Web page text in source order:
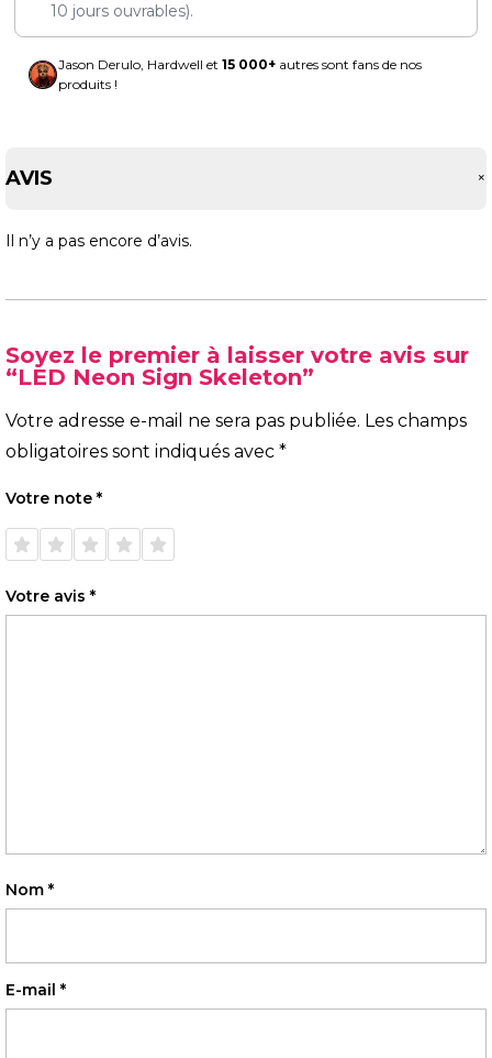
10 jours ouvrables).
Jason Derulo, Hardwell et 15 000+ autres sont fans de nos
produits !
AVIS +
Il n’y a pas encore d’avis.
Soyez le premier à laisser votre avis sur
“LED Neon Sign Skeleton”
Votre adresse e-mail ne sera pas publiée. Les champs
obligatoires sont indiqués avec *
Votre note *
1 étoile
sur 5
2 étoiles
sur 5
3 étoiles
sur 5
4 étoiles
sur 5
5 étoiles
sur 5
Votre avis *
Nom *
E-mail *